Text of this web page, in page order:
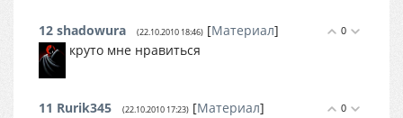
0
12 shadowura (22.10.2010 18:46) [Материал]
круто мне нравиться
0
11 Rurik345 (22.10.2010 17:23) [Материал]